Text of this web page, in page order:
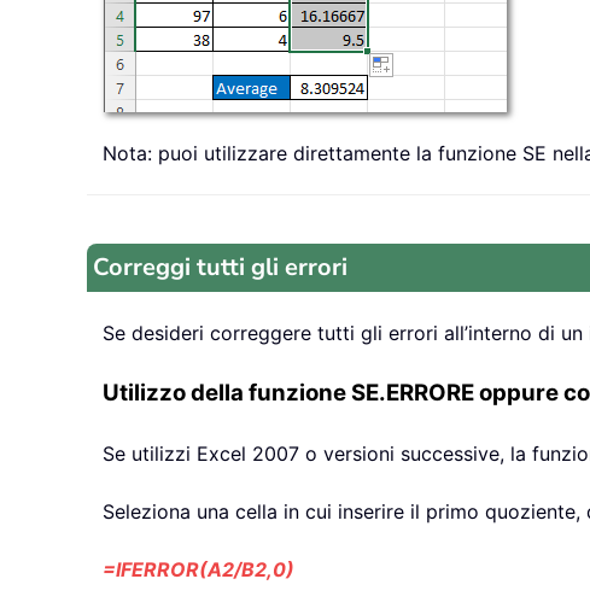
Nota: puoi utilizzare direttamente la funzione SE
Correggi tutti gli errori
Se desideri correggere tutti gli errori all’interno di
Utilizzo della funzione SE.ERRORE oppure
Se utilizzi Excel 2007 o versioni successive, la
Seleziona una cella in cui inserire il primo
=IFERROR(A2/B2,0)